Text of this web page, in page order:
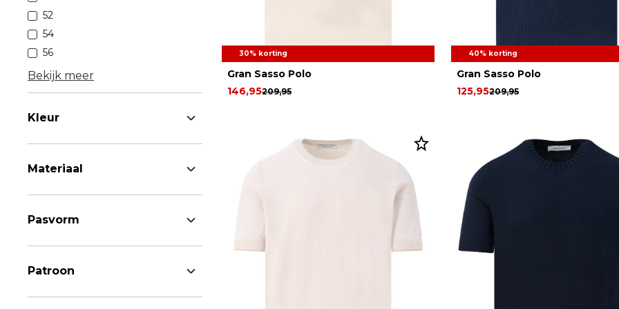
52
54
56
Bekijk meer
Kleur
Materiaal
Pasvorm
Patroon
30% korting
Gran Sasso Polo
209,95
146,95
40% korting
Gran Sasso Polo
209,95
125,95